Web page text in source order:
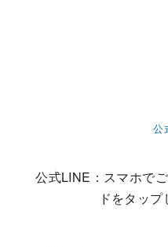
公
公式LINE：スマホで
ドをタップ